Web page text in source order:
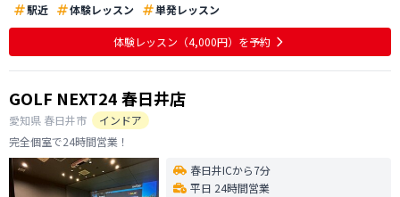
駅近
体験レッスン 単発レッスン
体験レッスン （4,000円） を予約
GOLF NEXT24 春日井店
愛知県 春日井市
インドア
完全個室で24時間営業！
春日井ICから7分
平日 24時間営業